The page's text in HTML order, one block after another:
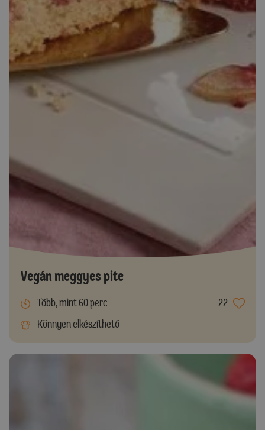
Vegán meggyes pite
Több, mint 60 perc
22
Könnyen elkészíthető